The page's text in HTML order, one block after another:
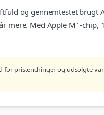
og gennemtestet brugt
mere. Med Apple M1-chip,
for prisændringer og udsolgte